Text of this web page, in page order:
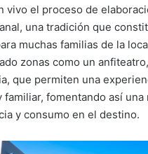
vivo el proceso de
una tradición que
muchas familias de la
zonas como un
que permiten una
familiar, fomentando así una
y consumo en el destino.